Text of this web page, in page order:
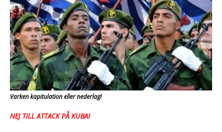
Varken kapitulation eller nederlag!
NEJ TILL ATTACK PÅ KUBA!